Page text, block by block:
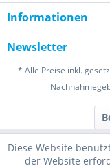
Informationen
Newsletter
* Alle Preise inkl.
Diese Website
der Website